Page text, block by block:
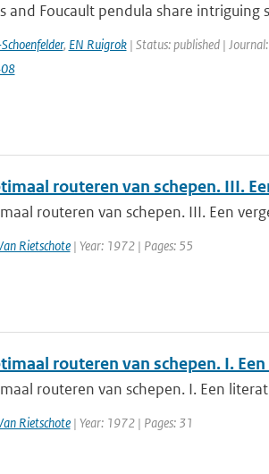
and Foucault pendula share
, EN Ruigrok| Status: published |
routeren van schepen. III.
routeren van schepen. III. Een
Rietschote| Year: 1972 | Pages: 55
routeren van schepen. I.
routeren van schepen. I. Een
Rietschote| Year: 1972 | Pages: 31